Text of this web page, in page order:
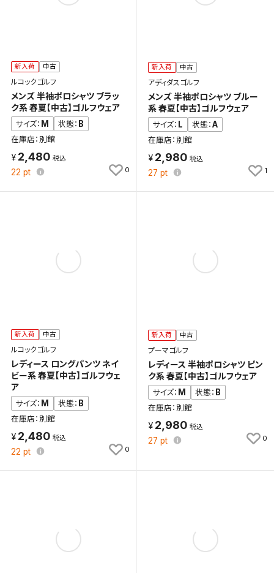
新入荷 中古
ルコックゴルフ
メンズ 半袖ポロシャツ ブラッ
ク系 春夏【中古】ゴルフウェア
サイズ： M 状態： B
在庫店：別館
2,480
22 pt 0
新入荷 中古
アディダスゴルフ
メンズ 半袖ポロシャツ ブルー
系 春夏【中古】ゴルフウェア
サイズ： L 状態：A
在庫店：別館
2,980
27 pt 1
新入荷 中古
ルコックゴルフ
レディース ロングパンツ ネイ
ビー系 春夏【中古】ゴルフウェ
ア
サイズ： M 状態： B
在庫店：別館
2,480
22 pt 0
新入荷 中古
プーマゴルフ
レディース 半袖ポロシャツ ピン
ク系 春夏【中古】ゴルフウェア
サイズ： M 状態： B
在庫店：別館
2,980
27 pt 0